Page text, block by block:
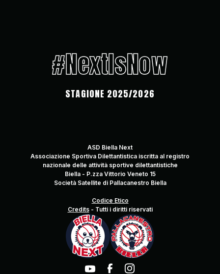
#NextIsNow
STAGIONE 2025/2026
ASD Biella Next
Associazione Sportiva Dilettantistica iscritta al registro
nazionale delle attività sportive dilettantistiche
Biella - P.zza Vittorio Veneto 15
Società Satellite di Pallacanestro Biella
Codice Etico
Credits- Tutti i diritti riservati